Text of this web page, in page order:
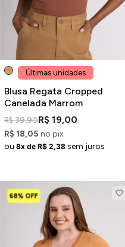
Últimas unidades
Blusa Regata Cropped
Canelada Marrom
R$ 39,90R$ 19,00
R$ 18,05 no pix
ou 8x de R$ 2,38 sem juros
68% OFF